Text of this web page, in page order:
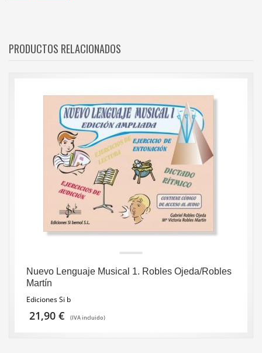
PRODUCTOS RELACIONADOS
Nuevo Lenguaje Musical 1. Robles Ojeda/Robles
Martín
Ediciones Si b
21,90 € (IVA incluido)